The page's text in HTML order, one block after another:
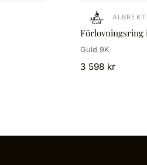
Förlovningsring
Guld 9K
3 598 kr